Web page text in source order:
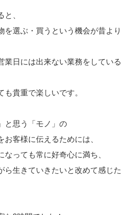
、
を選ぶ・買うという機会が昔より
業日には出来ない業務をしている
も貴重で楽しいです。
と思う「モノ」の
お客様に伝えるためには、
っても常に好奇心に満ち、
ら生きていきたいと改めて感じた